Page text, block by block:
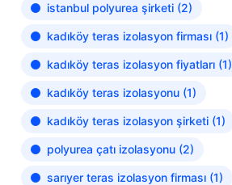
istanbul polyurea şirketi(2)
kadıköy teras izolasyon firması(1)
kadıköy teras izolasyon fiyatları(1)
kadıköy teras izolasyonu(1)
kadıköy teras izolasyon şirketi(1)
polyurea çatı izolasyonu(2)
sarıyer teras izolasyon firması(1)